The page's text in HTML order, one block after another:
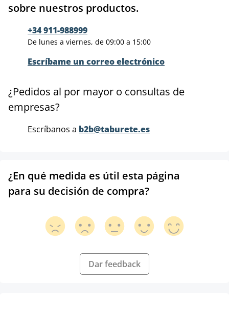
sobre nuestros productos.
+34 911-988999
De lunes a viernes, de 09:00 a 15:00
Escríbame un correo electrónico
¿Pedidos al por mayor o consultas de
empresas?
Escríbanos a b2b@taburete.es
¿En qué medida es útil esta página
para su decisión de compra?
Dar feedback